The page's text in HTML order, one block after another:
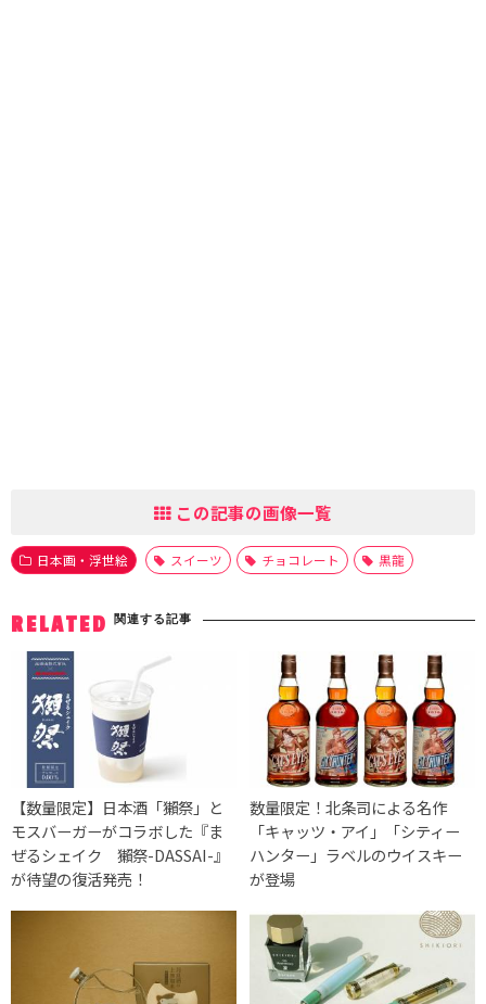
この記事の画像一覧
日本画・浮世絵 スイーツ チョコレート 黒龍
RELATED 関連する記事
【数量限定】日本酒「獺祭」と
モスバーガーがコラボした『ま
ぜるシェイク 獺祭-DASSAI-』
が待望の復活発売！
数量限定！北条司による名作
「キャッツ・アイ」「シティー
ハンター」ラベルのウイスキー
が登場